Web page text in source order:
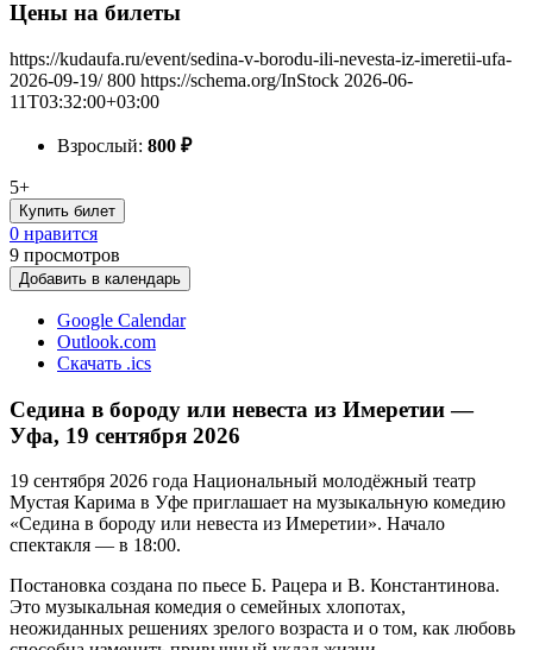
Цены на билеты
https://kudaufa.ru/event/sedina-v-borodu-ili-nevesta-iz-imeretii-ufa-
2026-09-19/ 800 https://schema.org/InStock 2026-06-
11T03:32:00+03:00
Взрослый: 800 ₽
5+
Купить билет
0 нравится
9 просмотров
Добавить в календарь
Google Calendar
Outlook.com
Скачать .ics
Седина в бороду или невеста из Имеретии —
Уфа, 19 сентября 2026
19 сентября 2026 года Национальный молодёжный театр
Мустая Карима в Уфе приглашает на музыкальную комедию
«Седина в бороду или невеста из Имеретии». Начало
спектакля — в 18:00.
Постановка создана по пьесе Б. Рацера и В. Константинова.
Это музыкальная комедия о семейных хлопотах,
неожиданных решениях зрелого возраста и о том, как любовь